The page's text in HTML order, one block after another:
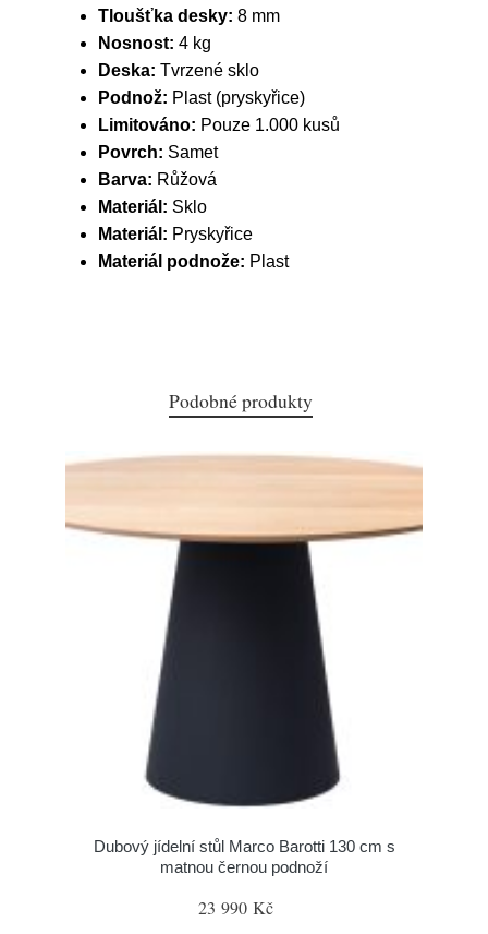
Tloušťka desky: 8 mm
Nosnost: 4 kg
Deska: Tvrzené sklo
Podnož: Plast (pryskyřice)
Limitováno: Pouze 1.000 kusů
Povrch: Samet
Barva: Růžová
Materiál: Sklo
Materiál: Pryskyřice
Materiál podnože: Plast
Podobné produkty
Dubový jídelní stůl Marco Barotti 130 cm s
matnou černou podnoží
23 990 Kč